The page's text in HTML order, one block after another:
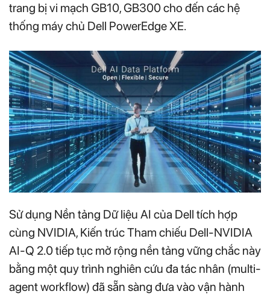
trang bị vi mạch GB10, GB300 cho đến các hệ
thống máy chủ Dell PowerEdge XE.
Sử dụng Nền tảng Dữ liệu AI của Dell tích hợp
cùng NVIDIA, Kiến trúc Tham chiếu Dell-NVIDIA
AI-Q 2.0 tiếp tục mở rộng nền tảng vững chắc này
bằng một quy trình nghiên cứu đa tác nhân (multi-
agent workflow) đã sẵn sàng đưa vào vận hành